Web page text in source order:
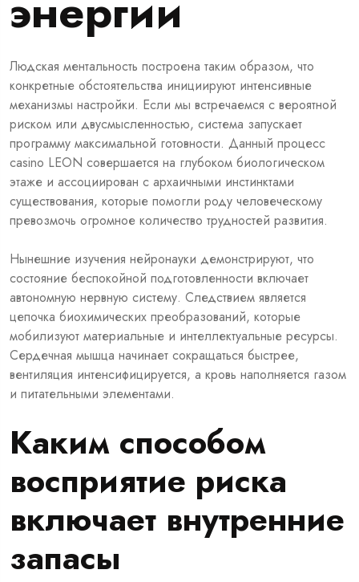
Людская ментальность построена таким образом, что
конкретные обстоятельства инициируют интенсивные
механизмы настройки. Если мы встречаемся с вероятной
риском или двусмысленностью, система запускает
программу максимальной готовности. Данный процесс
casino LEON совершается на глубоком биологическом
этаже и ассоциирован с архаичными инстинктами
существования, которые помогли роду человеческому
превозмочь огромное количество трудностей развития.
Нынешние изучения нейронауки демонстрируют, что
состояние беспокойной подготовленности включает
автономную нервную систему. Следствием является
цепочка биохимических преобразований, которые
мобилизуют материальные и интеллектуальные ресурсы.
Сердечная мышца начинает сокращаться быстрее,
вентиляция интенсифицируется, а кровь наполняется газом
и питательными элементами.
Каким способом
восприятие риска
включает внутренние
запасы